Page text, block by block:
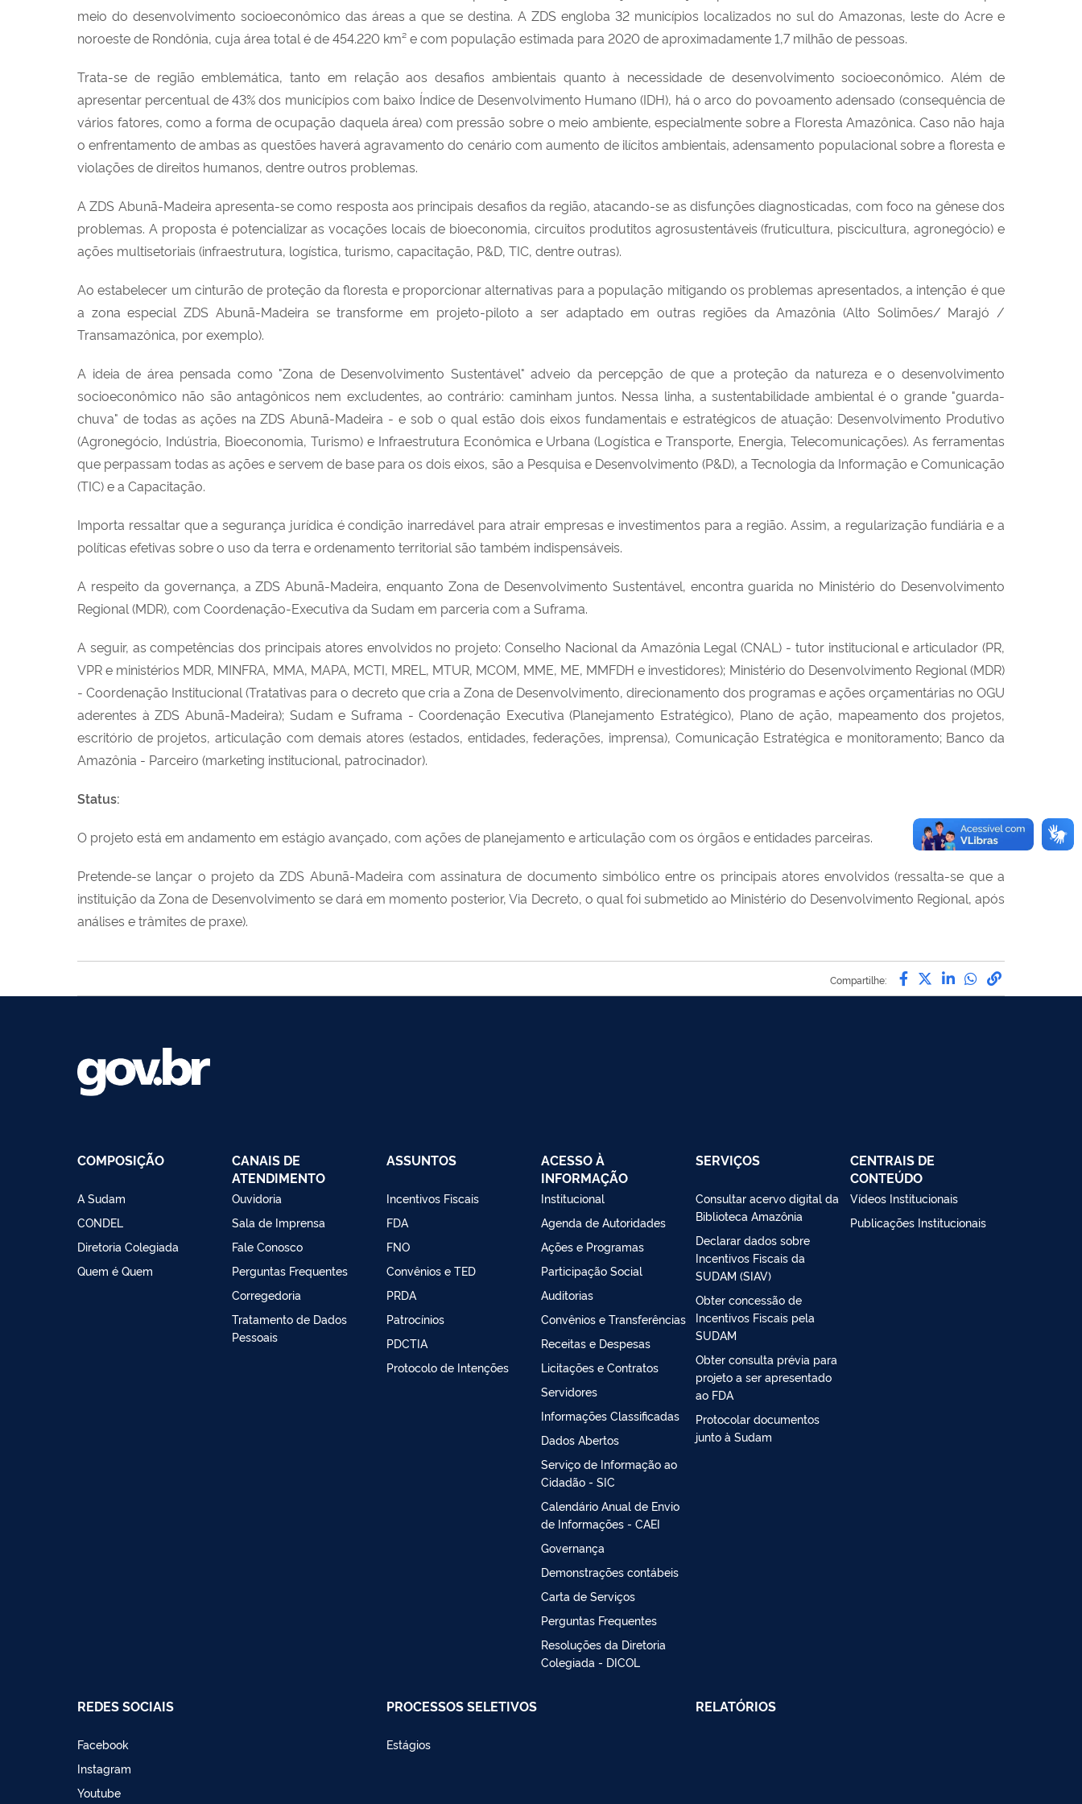
meio do desenvolvimento socioeconômico das áreas a que se destina. A ZDS engloba 32 municípios localizados no sul do Amazonas, leste do Acre e
noroeste de Rondônia, cuja área total é de 454.220 km² e com população estimada para 2020 de aproximadamente 1,7 milhão de pessoas.
Trata-se de região emblemática, tanto em relação aos desafios ambientais quanto à necessidade de desenvolvimento socioeconômico. Além de
apresentar percentual de 43% dos municípios com baixo Índice de Desenvolvimento Humano (IDH), há o arco do povoamento adensado (consequência de
vários fatores, como a forma de ocupação daquela área) com pressão sobre o meio ambiente, especialmente sobre a Floresta Amazônica. Caso não haja
o enfrentamento de ambas as questões haverá agravamento do cenário com aumento de ilícitos ambientais, adensamento populacional sobre a floresta e
violações de direitos humanos, dentre outros problemas.
A ZDS Abunã-Madeira apresenta-se como resposta aos principais desafios da região, atacando-se as disfunções diagnosticadas, com foco na gênese dos
problemas. A proposta é potencializar as vocações locais de bioeconomia, circuitos produtitos agrosustentáveis (fruticultura, piscicultura, agronegócio) e
ações multisetoriais (infraestrutura, logística, turismo, capacitação, P&D, TIC, dentre outras).
Ao estabelecer um cinturão de proteção da floresta e proporcionar alternativas para a população mitigando os problemas apresentados, a intenção é que
a zona especial ZDS Abunã-Madeira se transforme em projeto-piloto a ser adaptado em outras regiões da Amazônia (Alto Solimões/ Marajó /
Transamazônica, por exemplo).
A ideia de área pensada como "Zona de Desenvolvimento Sustentável" adveio da percepção de que a proteção da natureza e o desenvolvimento
socioeconômico não são antagônicos nem excludentes, ao contrário: caminham juntos. Nessa linha, a sustentabilidade ambiental é o grande "guarda-
chuva" de todas as ações na ZDS Abunã-Madeira - e sob o qual estão dois eixos fundamentais e estratégicos de atuação: Desenvolvimento Produtivo
(Agronegócio, Indústria, Bioeconomia, Turismo) e Infraestrutura Econômica e Urbana (Logística e Transporte, Energia, Telecomunicações). As ferramentas
que perpassam todas as ações e servem de base para os dois eixos, são a Pesquisa e Desenvolvimento (P&D), a Tecnologia da Informação e Comunicação
(TIC) e a Capacitação.
Importa ressaltar que a segurança jurídica é condição inarredável para atrair empresas e investimentos para a região. Assim, a regularização fundiária e a
políticas efetivas sobre o uso da terra e ordenamento territorial são também indispensáveis.
A respeito da governança, a ZDS Abunã-Madeira, enquanto Zona de Desenvolvimento Sustentável, encontra guarida no Ministério do Desenvolvimento
Regional (MDR), com Coordenação-Executiva da Sudam em parceria com a Suframa.
A seguir, as competências dos principais atores envolvidos no projeto: Conselho Nacional da Amazônia Legal (CNAL) - tutor institucional e articulador (PR,
VPR e ministérios MDR, MINFRA, MMA, MAPA, MCTI, MREL, MTUR, MCOM, MME, ME, MMFDH e investidores); Ministério do Desenvolvimento Regional (MDR)
- Coordenação Institucional (Tratativas para o decreto que cria a Zona de Desenvolvimento, direcionamento dos programas e ações orçamentárias no OGU
aderentes à ZDS Abunã-Madeira); Sudam e Suframa - Coordenação Executiva (Planejamento Estratégico), Plano de ação, mapeamento dos projetos,
escritório de projetos, articulação com demais atores (estados, entidades, federações, imprensa), Comunicação Estratégica e monitoramento; Banco da
Amazônia - Parceiro (marketing institucional, patrocinador).
Status:
O projeto está em andamento em estágio avançado, com ações de planejamento e articulação com os órgãos e entidades parceiras.
Pretende-se lançar o projeto da ZDS Abunã-Madeira com assinatura de documento simbólico entre os principais atores envolvidos (ressalta-se que a
instituição da Zona de Desenvolvimento se dará em momento posterior, Via Decreto, o qual foi submetido ao Ministério do Desenvolvimento Regional, após
análises e trâmites de praxe).
Compartilhe: Compartilhe por
Compartilhe por
Compartilhe por
Compartilhe
link para
COMPOSIÇÃO
A Sudam
CONDEL
Diretoria Colegiada
Quem é Quem
CANAIS DE
ATENDIMENTO
Ouvidoria
Sala de Imprensa
Fale Conosco
Perguntas Frequentes
Corregedoria
Tratamento de Dados
Pessoais
ASSUNTOS
Incentivos Fiscais
FDA
FNO
Convênios e TED
PRDA
Patrocínios
PDCTIA
Protocolo de Intenções
ACESSO À
INFORMAÇÃO
Institucional
Agenda de Autoridades
Ações e Programas
Participação Social
Auditorias
Convênios e Transferências
Receitas e Despesas
Licitações e Contratos
Servidores
Informações Classificadas
Dados Abertos
Serviço de Informação ao
Cidadão - SIC
Calendário Anual de Envio
de Informações - CAEI
Governança
Demonstrações contábeis
Carta de Serviços
Perguntas Frequentes
Resoluções da Diretoria
Colegiada - DICOL
SERVIÇOS
Consultar acervo digital da
Biblioteca Amazônia
Declarar dados sobre
Incentivos Fiscais da
SUDAM (SIAV)
Obter concessão de
Incentivos Fiscais pela
SUDAM
Obter consulta prévia para
projeto a ser apresentado
ao FDA
Protocolar documentos
junto à Sudam
CENTRAIS DE
CONTEÚDO
Vídeos Institucionais
Publicações Institucionais
REDES SOCIAIS
Facebook
Instagram
Youtube
PROCESSOS SELETIVOS
Estágios
RELATÓRIOS